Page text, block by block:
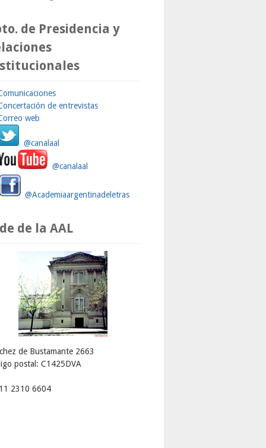
de Presidencia y
de entrevistas
web
@canalaal
@canalaal
@Academiaargentinadeletras
de la AAL
de Bustamante 2663
postal: C1425DVA
2310 6604